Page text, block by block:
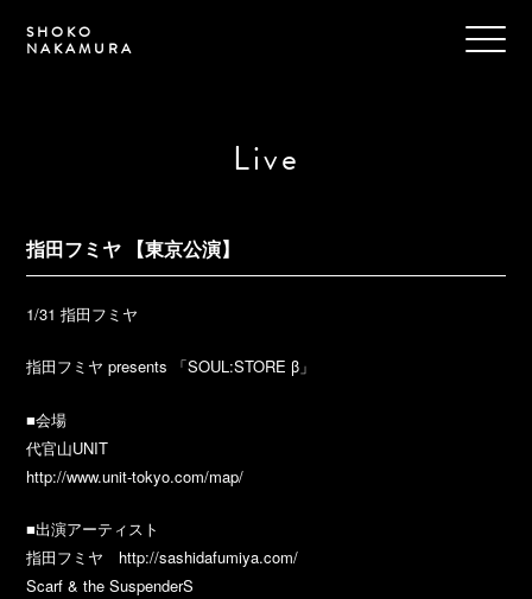
SHOKO
NAKAMURA
Live
指田フミヤ 【東京公演】
1/31 指田フミヤ
指田フミヤ presents 「SOUL:STORE β」
■会場
代官山UNIT
http://www.unit-tokyo.com/map/
■出演アーティスト
指田フミヤ http://sashidafumiya.com/
Scarf & the SuspenderS